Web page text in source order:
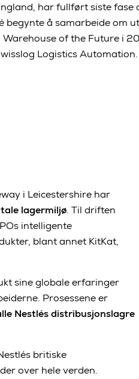
har fullført siste fase
begynte å samarbeide om
of the Future i
Logistics Automation.
i Leicestershire har
lagermiljø. Til driften
intelligente
blant annet KitKat,
sine globale erfaringer
Prosessene er
Nestlés distribusjonslagre
britiske
over hele verden.